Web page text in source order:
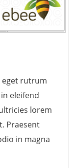
eget rutrum
eleifend
lorem
Praesent
in magna